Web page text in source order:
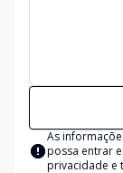
As
possa entrar
privacidade e